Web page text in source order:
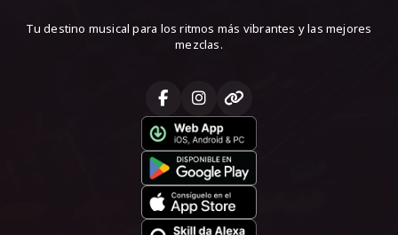
Tu destino musical para los ritmos más vibrantes y las mejores
mezclas.